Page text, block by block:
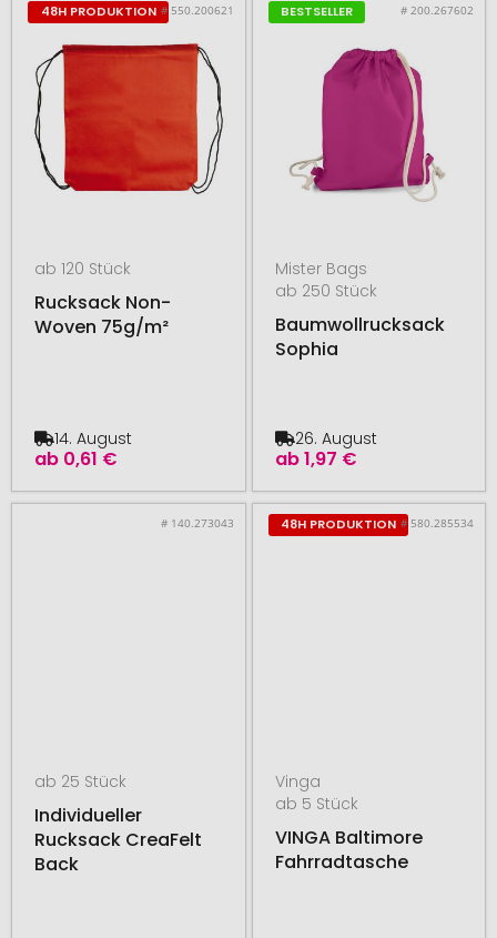
48H PRODUKTION # 550.200621
ab 120 Stück
Rucksack Non-
Woven 75g/m²
ab 0,61 €
14. August
BESTSELLER # 200.267602
Mister Bags
ab 250 Stück
Baumwollrucksack
Sophia
ab1,97 €
26. August
# 140.273043
ab 25 Stück
Individueller
Rucksack CreaFelt
Back
48H PRODUKTION # 580.285534
Vinga
ab 5 Stück
VINGA Baltimore
Fahrradtasche